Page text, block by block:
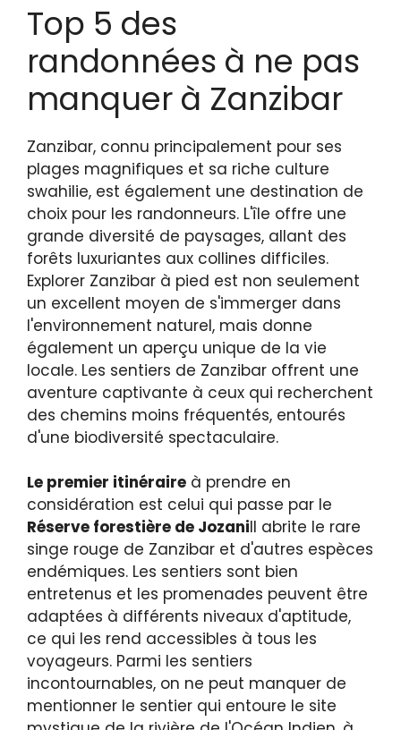
Top 5 des
randonnées à ne pas
manquer à Zanzibar
Zanzibar, connu principalement pour ses
plages magnifiques et sa riche culture
swahilie, est également une destination de
choix pour les randonneurs. L'île offre une
grande diversité de paysages, allant des
forêts luxuriantes aux collines difficiles.
Explorer Zanzibar à pied est non seulement
un excellent moyen de s'immerger dans
l'environnement naturel, mais donne
également un aperçu unique de la vie
locale. Les sentiers de Zanzibar offrent une
aventure captivante à ceux qui recherchent
des chemins moins fréquentés, entourés
d'une biodiversité spectaculaire.
Le premier itinéraire à prendre en
considération est celui qui passe par le
Réserve forestière de JozaniIl abrite le rare
singe rouge de Zanzibar et d'autres espèces
endémiques. Les sentiers sont bien
entretenus et les promenades peuvent être
adaptées à différents niveaux d'aptitude,
ce qui les rend accessibles à tous les
voyageurs. Parmi les sentiers
incontournables, on ne peut manquer de
mentionner le sentier qui entoure le site